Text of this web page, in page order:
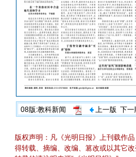
08版:教科新闻 上一版 下一